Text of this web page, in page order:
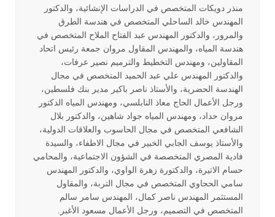
منذر دويكات المتخصص في الدراسات الإنشائية، والدكتور
المهندس خالد الساحلي المتخصص في هندسة الطرق
والمرور، والدكتور المهندس عبد الفتاح الملاح المتخصص في
هندسة المياه، والمهندس المقاول مروان جمعة رئيس اتحاد
المقاولين، ومهندس التخطيط والترميم نصير عرفات،
والدكتور المهندس علي عبد الحميد المتخصص في مجال
الهندسة الحضرية، والأستاذ ناصر باكير مدير بنك فلسطين،
ورجل الأعمال الحاج معاذ النابلسي، ومهندس المياه الدكتور
مروان حداد، ومهندس المياه جواد شاهين، والدكتور بلال
الشافعي المتخصص في مجال الحاسوب والعلاقات الدولية،
والأستاذ يوسف الجابي الخبير في مجال الاطفاء، والسيدة
فادية المصري المتخصصة في الشؤون الاجتماعية، والمحامي
حسام الاتيرة، والدكتورة زهرة الواوي، والدكتور المهندس
سامي الحجاوي المتخصص في مجال التربة، والمقاول
المستثمر المهندس ناصر كمال، المهندس سامر سالم
المتخصص في التصميم، ورجل الأعمال مسعود الأغبر.